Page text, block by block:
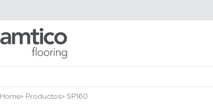
Amtico Flooring
Home Productos SP160